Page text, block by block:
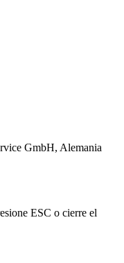
GmbH, Alemania
ESC o cierre el